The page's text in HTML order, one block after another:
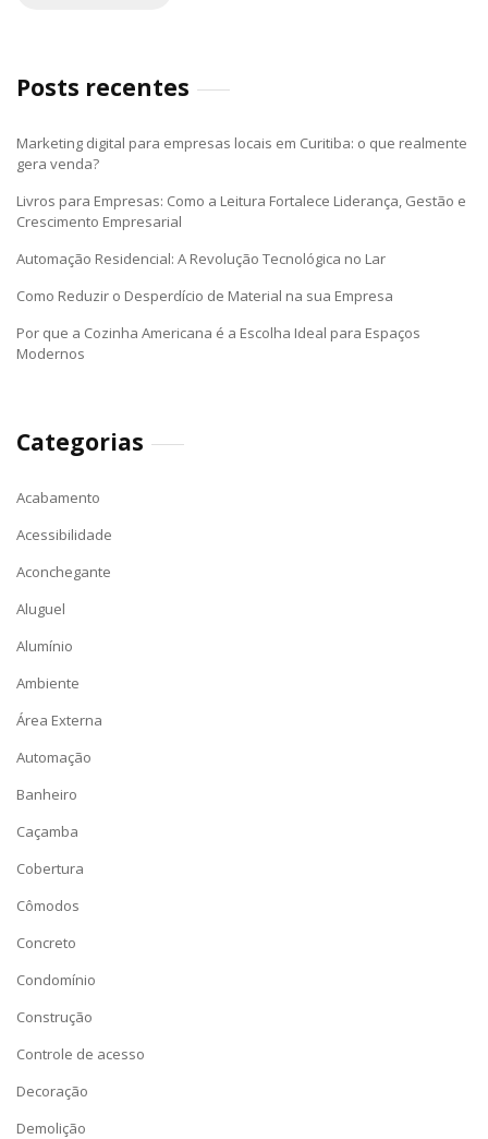
Posts recentes
Marketing digital para empresas locais em Curitiba: o que realmente
gera venda?
Livros para Empresas: Como a Leitura Fortalece Liderança, Gestão e
Crescimento Empresarial
Automação Residencial: A Revolução Tecnológica no Lar
Como Reduzir o Desperdício de Material na sua Empresa
Por que a Cozinha Americana é a Escolha Ideal para Espaços
Modernos
Categorias
Acabamento
Acessibilidade
Aconchegante
Aluguel
Alumínio
Ambiente
Área Externa
Automação
Banheiro
Caçamba
Cobertura
Cômodos
Concreto
Condomínio
Construção
Controle de acesso
Decoração
Demolição